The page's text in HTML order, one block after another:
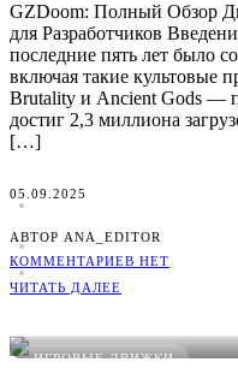
GZDoom: Полный Обзор
для Разработчиков
последние пять лет было
включая такие культовые
Brutality и Ancient Gods —
достиг 2,3 миллиона
[…]
05.09.2025
АВТОР ANA_EDITOR
КОММЕНТАРИЕВ НЕТ
ЧИТАТЬ ДАЛЕЕ
ИГРОВЫЕ ДВИЖКИ